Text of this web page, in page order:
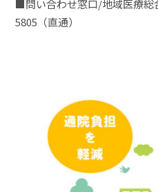
■問い合わせ窓口/地域医療
5805（直通）